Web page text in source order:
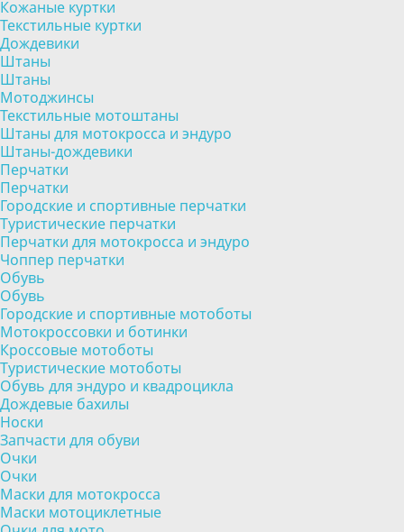
Кожаные куртки
Текстильные куртки
Дождевики
Штаны
Штаны
Мотоджинсы
Текстильные мотоштаны
Штаны для мотокросса и эндуро
Штаны-дождевики
Перчатки
Перчатки
Городские и спортивные перчатки
Туристические перчатки
Перчатки для мотокросса и эндуро
Чоппер перчатки
Обувь
Обувь
Городские и спортивные мотоботы
Мотокроссовки и ботинки
Кроссовые мотоботы
Туристические мотоботы
Обувь для эндуро и квадроцикла
Дождевые бахилы
Носки
Запчасти для обуви
Очки
Очки
Маски для мотокросса
Маски мотоциклетные